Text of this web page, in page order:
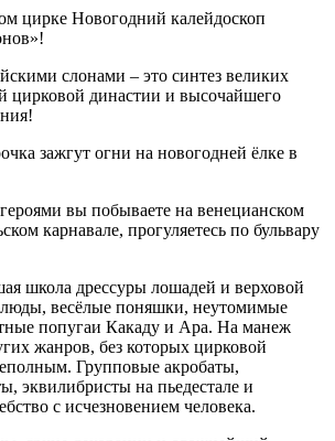
цирке Новогодний калейдоскоп
слонами – это синтез великих
цирковой династии и высочайшего
зажгут огни на новогодней ёлке в
вы побываете на венецианском
карнавале, прогуляетесь по бульвару
школа дрессуры лошадей и верховой
весёлые поняшки, неутомимые
попугаи Какаду и Ара. На манеж
жанров, без которых цирковой
Групповые акробаты,
эквилибристы на пьедестале и
с исчезновением человека.